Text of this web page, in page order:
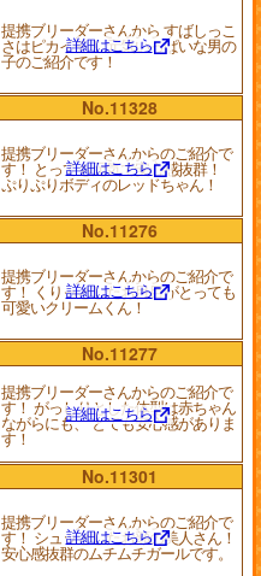
提携ブリーダーさんから すばしっこ
さはピカイチ！ 元気いっぱいな男の
子のご紹介です！
詳細はこちら
No.11328
提携ブリーダーさんからのご紹介で
す！ とっても元気で安心感抜群！
ぷりぷりボディのレッドちゃん！
詳細はこちら
No.11276
提携ブリーダーさんからのご紹介で
す！ くりっとしたお目目がとっても
可愛いクリームくん！
詳細はこちら
No.11277
提携ブリーダーさんからのご紹介で
す！ がっしりとした体型は赤ちゃん
ながらにも、 とても安心感がありま
す！
詳細はこちら
No.11301
提携ブリーダーさんからのご紹介で
す！ シュッとしたお顔の美人さん！
安心感抜群のムチムチガールです。
詳細はこちら